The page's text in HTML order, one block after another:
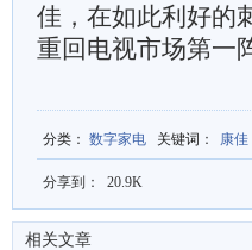
佳，在如此利好的
重回电视市场第一
分类 ： 数字家电 关键词 ： 康佳
分享到： 20.9K
相关文章